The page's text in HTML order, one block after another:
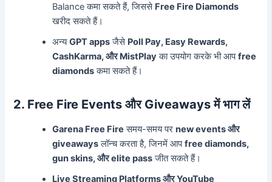
Balance कमा सकते हैं, जिससे Free Fire Diamonds
खरीद सकते हैं।
अन्यGPT appsजैसे Poll Pay, Easy Rewards,
CashKarma, और MistPlay का उपयोग करके भी आपfree
diamondsकमा सकते हैं।
2. Free Fire Events और Giveaways में भाग लें
Garena Free Fire समय-समय परnew events और
giveawaysलॉन्च करता है, जिनमें आपfree diamonds,
gun skins, और elite passजीत सकते हैं।
Live Streaming Platforms और YouTube